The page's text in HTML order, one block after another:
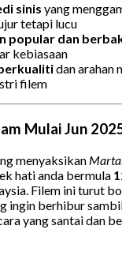
sinis yang
tetapi lucu
popular dan
kebiasaan
dan arahan
filem
Mulai Jun
menyaksikan
hati anda bermula
Filem ini turut
ingin berhibur
yang santai dan